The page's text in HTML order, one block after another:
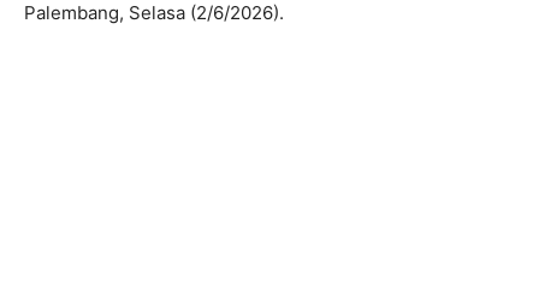
Palembang, Selasa (2/6/2026).